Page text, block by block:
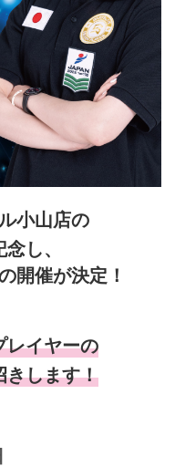
小山店の
し、
開催が決定！
レイヤーの
きします！